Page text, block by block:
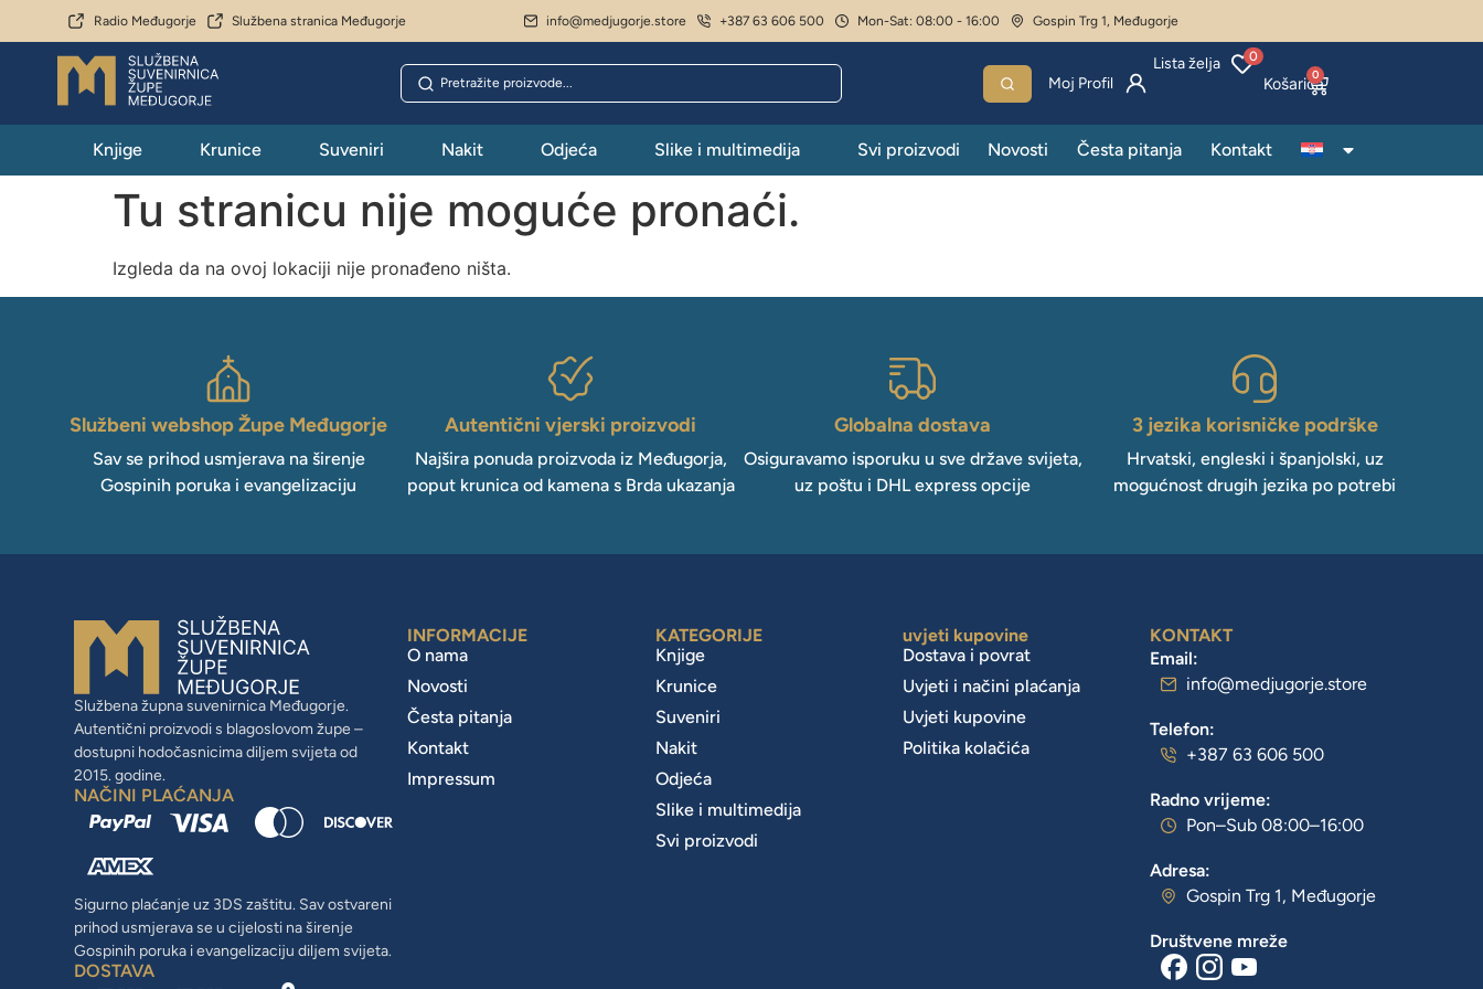
Radio Međugorje Službena stranica Međugorje info@medjugorje.store +387 63 606 500 Mon-Sat: 08:00 - 16:00 Gospin Trg 1, Međugorje
Lista želja 0
Moj Profil 0
Knjige Krunice Suveniri Nakit Odjeća Slike i multimedija Svi proizvodi Novosti Česta pitanja Kontakt
Tu stranicu nije moguće pronaći.
Izgleda da na ovoj lokaciji nije pronađeno ništa.
Službeni webshop Župe Međugorje
Sav se prihod usmjerava na širenje
Gospinih poruka i evangelizaciju
Autentični vjerski proizvodi
Najšira ponuda proizvoda iz Međugorja,
poput krunica od kamena s Brda ukazanja
Globalna dostava
Osiguravamo isporuku u sve države svijeta,
uz poštu i DHL express opcije
3 jezika korisničke podrške
Hrvatski, engleski i španjolski, uz
mogućnost drugih jezika po potrebi
Službena župna suvenirnica Međugorje.
Autentični proizvodi s blagoslovom župe –
dostupni hodočasnicima diljem svijeta od
2015. godine.
NAČINI PLAĆANJA
Sigurno plaćanje uz 3DS zaštitu. Sav ostvareni
prihod usmjerava se u cijelosti na širenje
Gospinih poruka i evangelizaciju diljem svijeta.
DOSTAVA
INFORMACIJE
O nama
Novosti
Česta pitanja
Kontakt
Impressum
KATEGORIJE
Knjige
Krunice
Suveniri
Nakit
Odjeća
Slike i multimedija
Svi proizvodi
uvjeti kupovine
Dostava i povrat
Uvjeti i načini plaćanja
Uvjeti kupovine
Politika kolačića
KONTAKT
Email:
info@medjugorje.store
Telefon:
+387 63 606 500
Radno vrijeme:
Pon–Sub 08:00–16:00
Adresa:
Gospin Trg 1, Međugorje
Društvene mreže